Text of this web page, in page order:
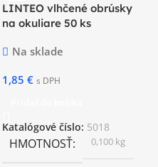
LINTEO vlhčené obrúsky
na okuliare 50 ks
Na sklade
1,85 € s DPH
Katalógové číslo: 5018
HMOTNOSŤ 0,100 kg